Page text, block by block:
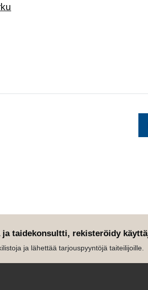
ja taidekonsultti, rekisteröidy
ja lähettää tarjouspyyntöjä taiteilijoille.